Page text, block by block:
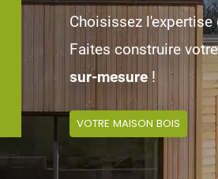
Choisissez l'expertise
Faites construire
sur-mesure!
VOTRE MAISON BOIS
Aucune limite pour imaginer
Découvrez tous lesavantages
CONSTRUIRE VOTRE MAISON BOIS